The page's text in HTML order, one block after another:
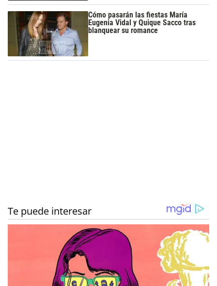
Cómo pasarán las fiestas María
Eugenia Vidal y Quique Sacco tras
blanquear su romance